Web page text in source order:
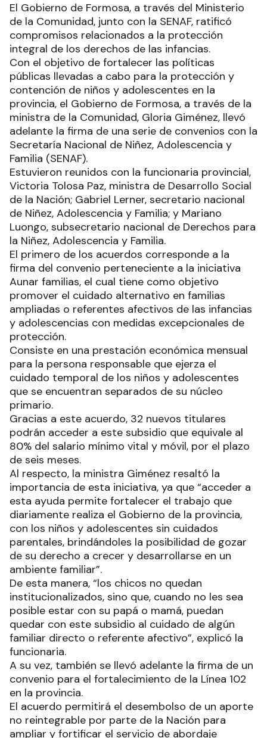
El Gobierno de Formosa, a través del Ministerio
de la Comunidad, junto con la SENAF, ratificó
compromisos relacionados a la protección
integral de los derechos de las infancias.
Con el objetivo de fortalecer las políticas
públicas llevadas a cabo para la protección y
contención de niños y adolescentes en la
provincia, el Gobierno de Formosa, a través de la
ministra de la Comunidad, Gloria Giménez, llevó
adelante la firma de una serie de convenios con la
Secretaría Nacional de Niñez, Adolescencia y
Familia (SENAF).
Estuvieron reunidos con la funcionaria provincial,
Victoria Tolosa Paz, ministra de Desarrollo Social
de la Nación; Gabriel Lerner, secretario nacional
de Niñez, Adolescencia y Familia; y Mariano
Luongo, subsecretario nacional de Derechos para
la Niñez, Adolescencia y Familia.
El primero de los acuerdos corresponde a la
firma del convenio perteneciente a la iniciativa
Aunar familias, el cual tiene como objetivo
promover el cuidado alternativo en familias
ampliadas o referentes afectivos de las infancias
y adolescencias con medidas excepcionales de
protección.
Consiste en una prestación económica mensual
para la persona responsable que ejerza el
cuidado temporal de los niños y adolescentes
que se encuentran separados de su núcleo
primario.
Gracias a este acuerdo, 32 nuevos titulares
podrán acceder a este subsidio que equivale al
80% del salario mínimo vital y móvil, por el plazo
de seis meses.
Al respecto, la ministra Giménez resaltó la
importancia de esta iniciativa, ya que “acceder a
esta ayuda permite fortalecer el trabajo que
diariamente realiza el Gobierno de la provincia,
con los niños y adolescentes sin cuidados
parentales, brindándoles la posibilidad de gozar
de su derecho a crecer y desarrollarse en un
ambiente familiar”.
De esta manera, “los chicos no quedan
institucionalizados, sino que, cuando no les sea
posible estar con su papá o mamá, puedan
quedar con este subsidio al cuidado de algún
familiar directo o referente afectivo”, explicó la
funcionaria.
A su vez, también se llevó adelante la firma de un
convenio para el fortalecimiento de la Línea 102
en la provincia.
El acuerdo permitirá el desembolso de un aporte
no reintegrable por parte de la Nación para
ampliar y fortificar el servicio de abordaje